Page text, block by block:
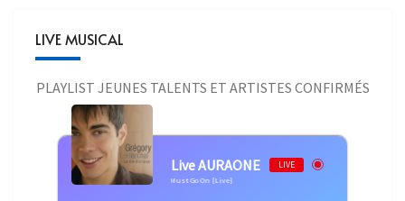
LIVE MUSICAL
PLAYLIST JEUNES TALENTS ET ARTISTES CONFIRMÉS
Live AURAONE LIVE
- Grégory Lemarchal - The Show Must Go On [Live]